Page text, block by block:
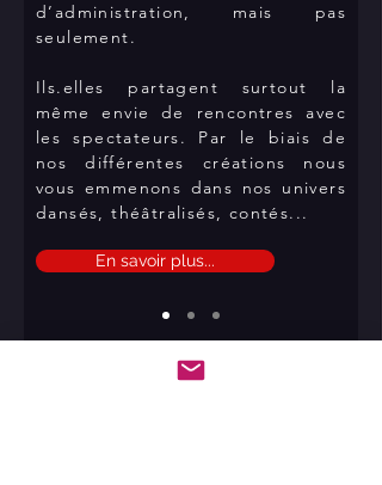
d’administration, mais pas
seulement.
Ils.elles partagent surtout la
même envie de rencontres avec
les spectateurs. Par le biais de
nos différentes créations nous
vous emmenons dans nos univers
dansés, théâtralisés, contés...
En savoir plus...